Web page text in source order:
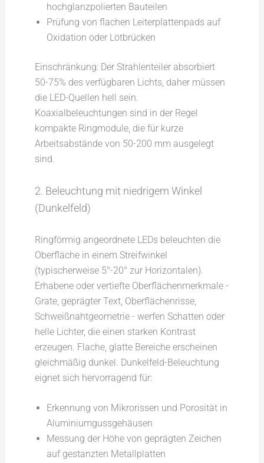
hochglanzpolierten Bauteilen
Prüfung von flachen Leiterplattenpads auf
Oxidation oder Lötbrücken
Einschränkung: Der Strahlenteiler absorbiert
50-75% des verfügbaren Lichts, daher müssen
die LED-Quellen hell sein.
Koaxialbeleuchtungen sind in der Regel
kompakte Ringmodule, die für kurze
Arbeitsabstände von 50-200 mm ausgelegt
sind.
2. Beleuchtung mit niedrigem Winkel
(Dunkelfeld)
Ringförmig angeordnete LEDs beleuchten die
Oberfläche in einem Streifwinkel
(typischerweise 5°-20° zur Horizontalen).
Erhabene oder vertiefte Oberflächenmerkmale -
Grate, geprägter Text, Oberflächenrisse,
Schweißnahtgeometrie - werfen Schatten oder
helle Lichter, die einen starken Kontrast
erzeugen. Flache, glatte Bereiche erscheinen
gleichmäßig dunkel. Dunkelfeld-Beleuchtung
eignet sich hervorragend für:
Erkennung von Mikrorissen und Porosität in
Aluminiumgussgehäusen
Messung der Höhe von geprägten Zeichen
auf gestanzten Metallplatten